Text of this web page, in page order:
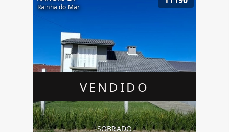
VENDIDO
Rainha do Mar
SOBRADO